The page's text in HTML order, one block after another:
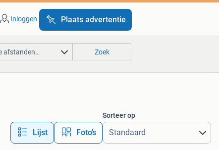
Inloggen Plaats advertentie
afstanden… Zoek
Lijst Foto’s
Sorteer op